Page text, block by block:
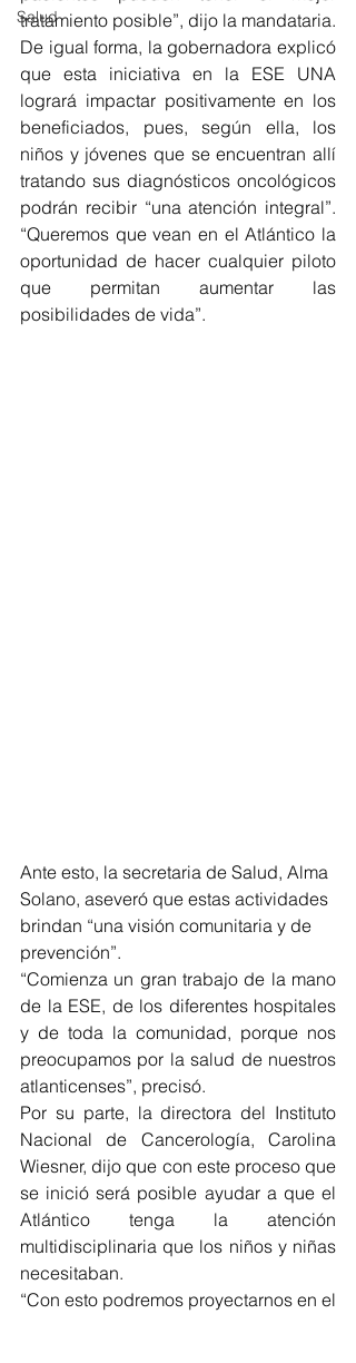
Salud
De igual forma, la gobernadora explicó
que esta iniciativa en la ESE UNA
logrará impactar positivamente en los
beneficiados, pues, según ella, los
niños y jóvenes que se encuentran allí
tratando sus diagnósticos oncológicos
podrán recibir “una atención integral”.
“Queremos que vean en el Atlántico la
oportunidad de hacer cualquier piloto
que permitan aumentar las
posibilidades de vida”.
Ante esto, la secretaria de Salud, Alma
Solano, aseveró que estas actividades
brindan “una visión comunitaria y de
prevención”.
“Comienza un gran trabajo de la mano
de la ESE, de los diferentes hospitales
y de toda la comunidad, porque nos
preocupamos por la salud de nuestros
atlanticenses”, precisó.
Por su parte, la directora del Instituto
Nacional de Cancerología, Carolina
Wiesner, dijo que con este proceso que
se inició será posible ayudar a que el
Atlántico tenga la atención
multidisciplinaria que los niños y niñas
necesitaban.
“Con esto podremos proyectarnos en el